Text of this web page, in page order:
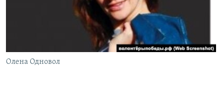
ВІДЕОУРОКИ «ELIFBE»
УКРАЇНСЬКА ПРОБЛЕМА КРИМУ
ІНФОГРАФІКА
ДОЛУЧАЙСЯ!
Олена Одновол